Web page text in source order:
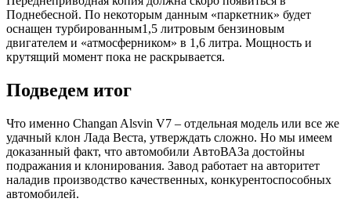
Поднебесной. По некоторым данным «паркетник» будет
оснащен турбированным1,5 литровым бензиновым
двигателем и «атмосферником» в 1,6 литра. Мощность и
крутящий момент пока не раскрывается.
Подведем итог
Что именно Changan Alsvin V7 – отдельная модель или все же
удачный клон Лада Веста, утверждать сложно. Но мы имеем
доказанный факт, что автомобили АвтоВАЗа достойны
подражания и клонирования. Завод работает на авторитет
наладив производство качественных, конкурентоспособных
автомобилей.